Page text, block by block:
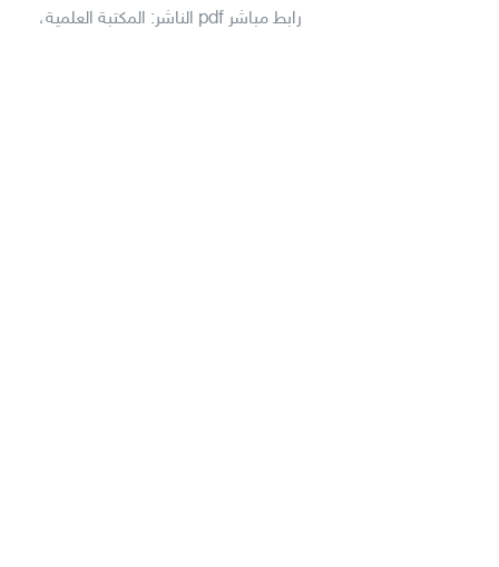
رابط مباشر pdf الناشر: المكتبة العلمية،